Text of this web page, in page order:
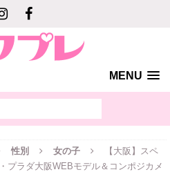
MENU
性別 女の子
【大阪】スペ
プラダ大阪WEBモデル＆コンポジカメ